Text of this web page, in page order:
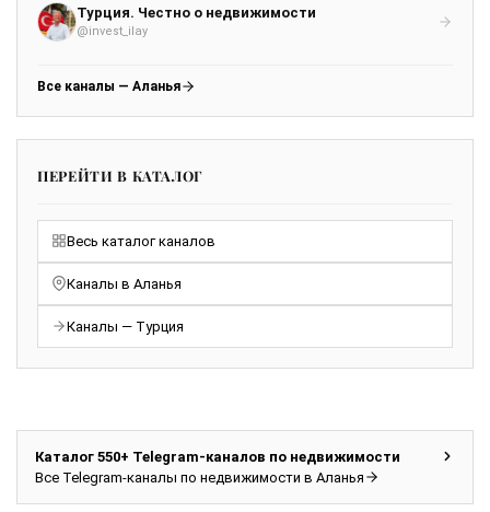
Турция. Честно о недвижимости
@invest_ilay
Все каналы — Аланья
ПЕРЕЙТИ В КАТАЛОГ
Весь каталог каналов
Каналы в Аланья
Каналы — Турция
Каталог 550+ Telegram-каналов по недвижимости
Все Telegram-каналы по недвижимости в Аланья